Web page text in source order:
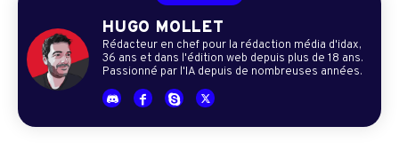
HUGO MOLLET
Rédacteur en chef pour la rédaction média d'idax,
36 ans et dans l'édition web depuis plus de 18 ans.
Passionné par l'IA depuis de nombreuses années.